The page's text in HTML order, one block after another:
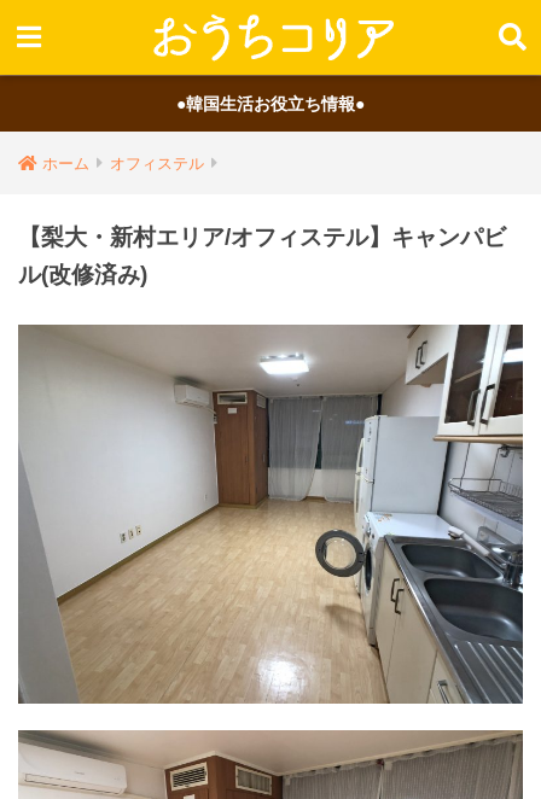
●韓国生活お役立ち情報●
ホーム オフィステル
【梨大・新村エリア/オフィステル】キャンパビ
ル(改修済み)